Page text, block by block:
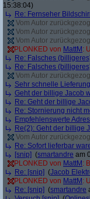
15:38:04)
Re: Fernseher
Vom Autor
Vom Autor
Vom Autor
PLONKED von MattM :
Re: Falsches
Re: Falsches
Vom Autor
Sehr schnelle
Geht der billige Jacob
Re: Geht der billige
Re: Stornierung nicht
Empfehlenswerte
Re(2): Geht der billige
Vom Autor
Re: Sofort lieferbar
[snip] (smartandre am
PLONKED von MattM :
Re: [snip] (Jacob
PLONKED von MattM :
Re: [snip] (smartandre